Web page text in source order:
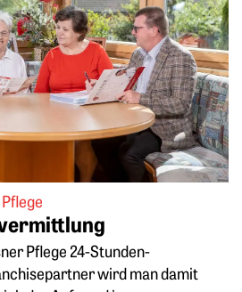
Pflege 24-Stunden-
wird man damit